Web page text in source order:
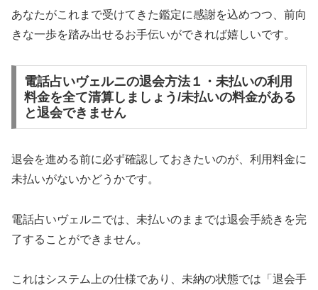
あなたがこれまで受けてきた鑑定に感謝を込めつつ、前向
きな一歩を踏み出せるお手伝いができれば嬉しいです。
電話占いヴェルニの退会方法１・未払いの利用
料金を全て清算しましょう/未払いの料金がある
と退会できません
退会を進める前に必ず確認しておきたいのが、利用料金に
未払いがないかどうかです。
電話占いヴェルニでは、未払いのままでは退会手続きを完
了することができません。
これはシステム上の仕様であり、未納の状態では「退会手